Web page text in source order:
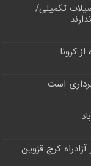
تکمیلی/
کرونا
است
کرج قزوین